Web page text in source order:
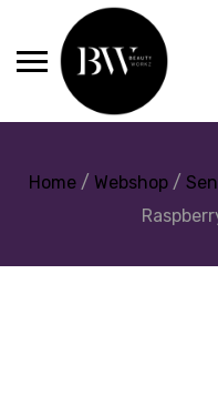
Home/ Webshop/